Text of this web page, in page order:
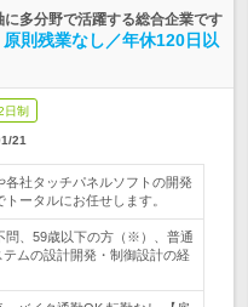
多分野で活躍する総合企業です
則残業なし／年休120日以
日制
21
各社タッチパネルソフトの開発
ータルにお任せします。
問、59歳以下の方（※）、普通
ムの設計開発・制御設計の経